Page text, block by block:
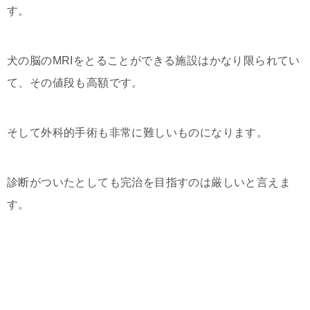
す。
犬の脳のMRIをとることができる施設はかなり限られてい
て、その値段も高額です。
そして外科的手術も非常に難しいものになります。
診断がついたとしても完治を目指すのは厳しいと言えま
す。